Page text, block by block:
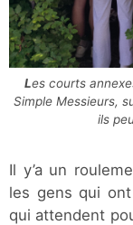
Les courts annexes sont généralement pleins sur les matchs de
Simple Messieurs,
ils
Il y’a un
les gens qui
qui attendent